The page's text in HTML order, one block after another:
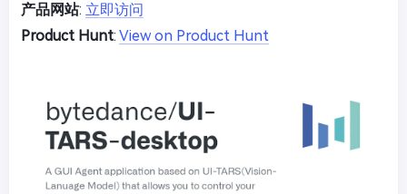
产品网站: 立即访问
Product Hunt: View on Product Hunt